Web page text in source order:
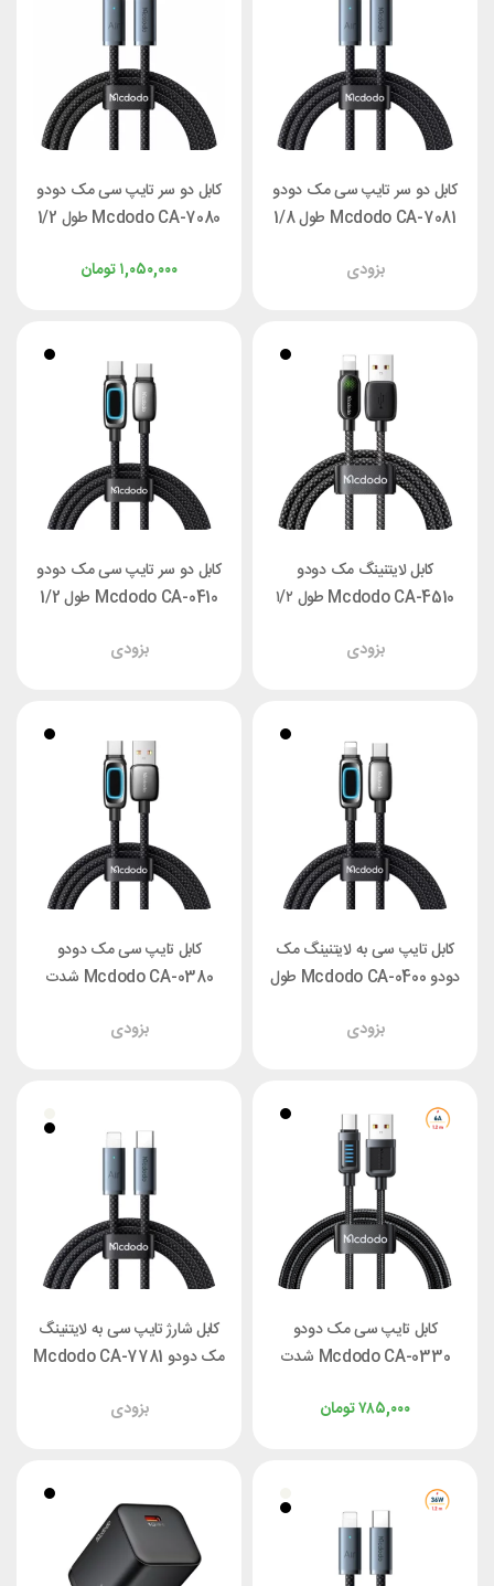
کابل دو سر تایپ سی مک دودو
Mcdodo CA-7081 طول 1/8
بزودی
کابل دو سر تایپ سی مک دودو
Mcdodo CA-7080 طول 1/2
تومان۱,۰۵۰,۰۰۰
کابل لایتنینگ مک دودو
Mcdodo CA-4510 طول ۱/۲
بزودی
کابل دو سر تایپ سی مک دودو
Mcdodo CA-0410 طول 1/2
بزودی
کابل تایپ سی به لایتنینگ مک
دودو Mcdodo CA-0400 طول
بزودی
کابل تایپ سی مک دودو
Mcdodo CA-0380 شدت
بزودی
کابل تایپ سی مک دودو
Mcdodo CA-0330 شدت
تومان۷۸۵,۰۰۰
کابل شارژ تایپ سی به لایتنینگ
مک دودو Mcdodo CA-7781
بزودی